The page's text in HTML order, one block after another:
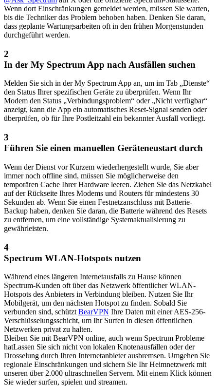
Wenn dort Einschränkungen gemeldet werden, müssen Sie warten,
bis die Techniker das Problem behoben haben. Denken Sie daran,
dass geplante Wartungsarbeiten oft in den frühen Morgenstunden
durchgeführt werden.
2
In der My Spectrum App nach Ausfällen suchen
Melden Sie sich in der My Spectrum App an, um im Tab „Dienste“
den Status Ihrer spezifischen Geräte zu überprüfen. Wenn Ihr
Modem den Status „Verbindungsproblem“ oder „Nicht verfügbar“
anzeigt, kann die App ein automatisches Reset-Signal senden oder
überprüfen, ob für Ihre Postleitzahl ein bekannter Ausfall vorliegt.
3
Führen Sie einen manuellen Geräteneustart durch
Wenn der Dienst vor Kurzem wiederhergestellt wurde, Sie aber
immer noch offline sind, müssen Sie möglicherweise den
temporären Cache Ihrer Hardware leeren. Ziehen Sie das Netzkabel
auf der Rückseite Ihres Modems und Routers für mindestens 30
Sekunden ab. Wenn Sie einen Festnetzanschluss mit Batterie-
Backup haben, denken Sie daran, die Batterie während des Resets
zu entfernen, um eine vollständige Systemaktualisierung zu
gewährleisten.
4
Spectrum WLAN-Hotspots nutzen
Während eines längeren Internetausfalls zu Hause können
Spectrum-Kunden oft über das Netzwerk öffentlicher WLAN-
Hotspots des Anbieters in Verbindung bleiben. Nutzen Sie Ihr
Mobilgerät, um den nächsten Hotspot zu finden. Sobald Sie
verbunden sind, schützt BearVPN Ihre Daten mit einer AES-256-
Verschlüsselungsschicht, um Ihr Surfen in diesen öffentlichen
Netzwerken privat zu halten.
Bleiben Sie mit BearVPN online, auch wenn Spectrum Probleme
hatLassen Sie sich nicht von lokalen Knotenausfällen oder der
Drosselung durch Ihren Internetanbieter ausbremsen. Umgehen Sie
regionale Einschränkungen und sichern Sie Ihr Heimnetzwerk mit
unseren über 2.000 ultraschnellen Servern. Mit einem Klick können
Sie wieder surfen, spielen und streamen.